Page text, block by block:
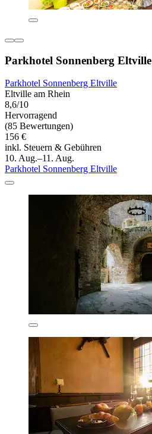
Parkhotel Sonnenberg Eltville
Parkhotel Sonnenberg Eltville
Eltville am Rhein
8,6/10
Hervorragend
(85 Bewertungen)
156 €
inkl. Steuern & Gebühren
10. Aug.–11. Aug.
Parkhotel Sonnenberg Eltville